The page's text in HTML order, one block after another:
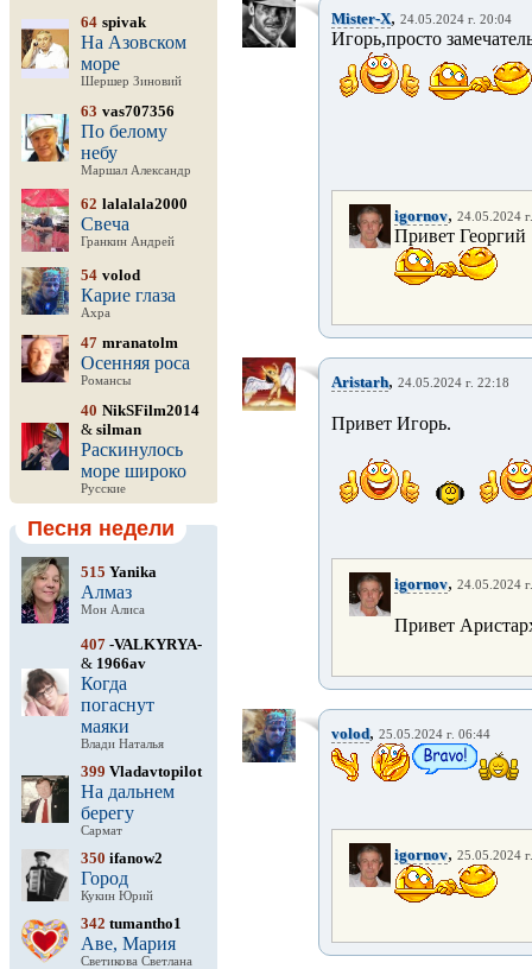
64 spivak
На Азовском
море
Шершер Зиновий
63 vas707356
По белому
небу
Маршал Александр
62 lalalala2000
Свеча
Гранкин Андрей
54 volod
Карие глаза
Ахра
47 mranatolm
Осенняя роса
Романсы
40 NikSFilm2014
& silman
Раскинулось
море широко
Русские
Песня недели
515 Yanika
Алмаз
Мон Алиса
407 -VALKYRYA-
& 1966av
Когда
погаснут
маяки
Влади Наталья
399 Vladavtopilot
На дальнем
берегу
Сармат
350 ifanow2
Город
Кукин Юрий
342 tumantho1
Аве, Мария
Светикова Светлана
Mister-X, 24.05.2024 г. 20:04
Игорь,просто
igornov, 24.05.2024
Привет
Aristarh, 24.05.2024 г. 22:18
Привет Игорь.
igornov, 24.05.2024
Привет
volod, 25.05.2024 г. 06:44
igornov, 25.05.2024